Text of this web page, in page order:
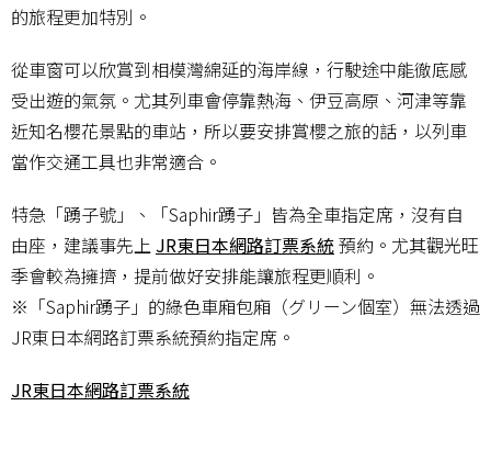
的旅程更加特別。
從車窗可以欣賞到相模灣綿延的海岸線，行駛途中能徹底感
受出遊的氣氛。尤其列車會停靠熱海、伊豆高原、河津等靠
近知名櫻花景點的車站，所以要安排賞櫻之旅的話，以列車
當作交通工具也非常適合。
特急「踴子號」、「Saphir踴子」皆為全車指定席，沒有自
由座，建議事先上 JR東日本網路訂票系統預約。尤其觀光旺
季會較為擁擠，提前做好安排能讓旅程更順利。
※「Saphir踴子」的綠色車廂包廂（グリーン個室）無法透過
JR東日本網路訂票系統預約指定席。
JR東日本網路訂票系統